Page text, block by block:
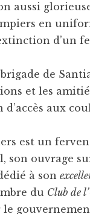
aussi
en
d’un
de
et les
aux
est un
son ouvrage
à son
du Club de
le